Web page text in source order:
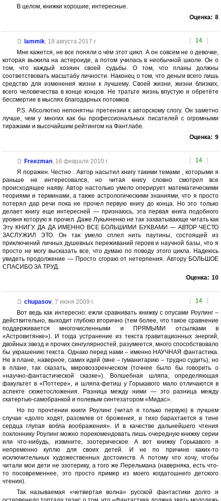
В целом, книжки хорошие, интересные.
Оценка: 8
[ 14 ]
lammik, 18 августа 2017 г.
Мне кажется, не все поняли о чём этот цикл. А он совсем не о девочке,
которая выжила на астероиде, а потом училась в необычной школе. Он о
том, что каждый хозяин своей судьбы. О том, что планы должны
соответствовать масштабу личности. Наконец о том, что деньги всего лишь
средство для изменения жизни к лучшему. Своей жизни, жизни близких,
всего человечества в конце концов. Не тратьте жизнь впустую и обретёте
бессмертие в мыслях благодарных потомков.
P.S. Абсолютно непонятны претензии к авторскому слогу. Он заметно
лучше, чем у многих как бы профессиональных писателей с огромными
тиражами и высочайшим рейтингом на Фантлабе.
Оценка: 9
[ 14 ]
Freezman, 16 февраля 2010 г.
Я поражен. Честно . Автор насытил книгу такими темами , которыми я
раньше не интересовался, но читая книгу словно смотрел все
происходящее наяву. Автор настолько умело оперирует математическими
теориями и терминами, а также астрологическими знаниями, что я просто
потерял дар речи пока не прочел первую книгу до конца. Но это только
делает книгу еще интересней — признаюсь, эта первая книга подобного
уровня которую я прочел. Даже Лукьяненко не так захватывающе читать как
Эту КНИГУ. ДА ДА ИМЕННО ВСЕ БОЛЬШИМИ БУКВАМИ — АВТОР ЧЕСТО
ЗАСЛУЖИЛ ЭТО. Он так умело сплел нить паутины, состоящей из
приключений личных душевных переживаний героев и научной базы, что я
просто не могу высказать все, что думаю по поводу этого цикла. Надеюсь
увидеть продолжение — Просто сгораю от нетерпения. Автору БОЛЬШОЕ
СПАСИБО ЗА ТРУД.
Оценка: 10
[ 14 ]
chupasov, 7 июня 2009 г.
Вот ведь как интересно: ежли сравнивать книжку с опусами Роулинг –
действительно, выходит глубоко вторично (тем более, что такое сравнение
поддерживается многочисленными и ПРЯМЫМИ отсылками в
«Астровитянке»). И тогда устранение из текста гравитационных энергий,
двойных звезд и прочих сингулярностей, разумеется, много способствовало
бы украшению текста. Однако перед нами – именно НАУЧНАЯ фантастика.
Не в плане, наверное, самих идей (мне – гуманитарию – трудно судить), но
в плане, так сказать, мировоззренческом (точнее было бы говорить о
«научно-фантастической сказке»). Волшебная шляпа, определяющая
факультет в «Поттере», и шляпа-фетиш у Горькавого мало отличаются в
аспекте сюжетосложения. Разница между ними — это разница между
скатертью-самобранкой и полевым синтезатором «Мидас».
Но по прочтении книги Роулинг (читал я только первую) в лучшем
случае «долго ходят, разомлев от брожения, и тихо барахтается в тине
сердца глупая вобла воображения». И в качестве дальнейшего чтения
поклоннику Роулинг можно порекомендовать лишь очередную книжку серии
или что-нибудь, извините, эзотерическое. А вот книжку Горькавого я
непременно куплю для своих детей. И не по причине каких-то
исключительных художественных достоинств. А потому что хочу, чтобы
читали мои дети не эзотерику, а того же Перельмана (наверняка, есть что-
то посовременнее, это просто пример из моего когдатошнего детского
чтения).
Так называемая «четвертая волна» русской фантастики долго и